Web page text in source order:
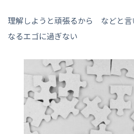
理解しようと頑張るから などと言
なるエゴに過ぎない